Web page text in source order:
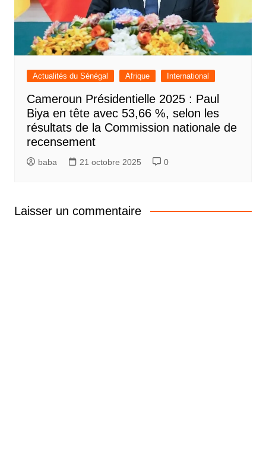
Actualités du Sénégal Afrique International
Cameroun Présidentielle 2025 : Paul
Biya en tête avec 53,66 %, selon les
résultats de la Commission nationale de
recensement
baba 21 octobre 2025 0
Laisser un commentaire